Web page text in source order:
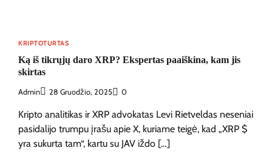
KRIPTOTURTAS
Ką iš tikrųjų daro XRP? Ekspertas paaiškina, kam jis
skirtas
Admin 28 Gruodžio, 2025 0
Kripto analitikas ir XRP advokatas Levi Rietveldas neseniai
pasidalijo trumpu įrašu apie X, kuriame teigė, kad „XRP $
yra sukurta tam“, kartu su JAV iždo […]